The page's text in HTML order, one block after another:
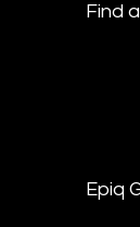
Find
Epiq